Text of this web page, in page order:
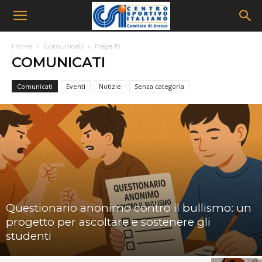
Home Comunicati Page 19
COMUNICATI
Comunicati Eventi Notizie Senza categoria
Questionario anonimo contro il bullismo: un
progetto per ascoltare e sostenere gli
studenti